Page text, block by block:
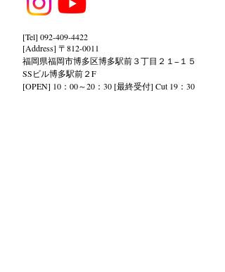
[Tel] 092-409-4422
[Address] 〒812-0011
福岡県福岡市博多区博多駅前３丁目２１−１５
SSビル博多駅前２F
[OPEN] 10：00～20：30 [最終受付] Cut 19：30